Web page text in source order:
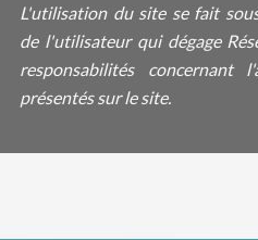
L'utilisation du site se fait
de l'utilisateur qui dégage
responsabilités concernant
présentés sur le site.